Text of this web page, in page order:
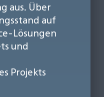
aus. Über
auf
Lösungen
und
Projekts